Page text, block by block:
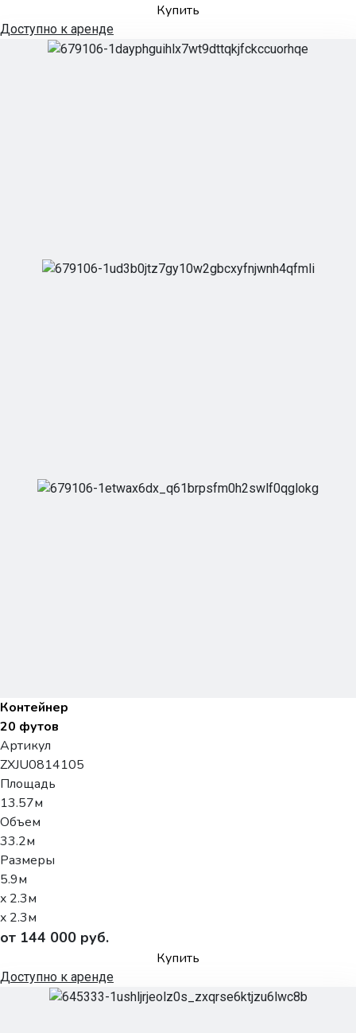
Купить
Доступно к аренде
Контейнер
20 футов
Артикул
ZXJU0814105
Площадь
13.57м
Объем
33.2м
Размеры
5.9м
x 2.3м
x 2.3м
от 144 000 руб.
Купить
Доступно к аренде